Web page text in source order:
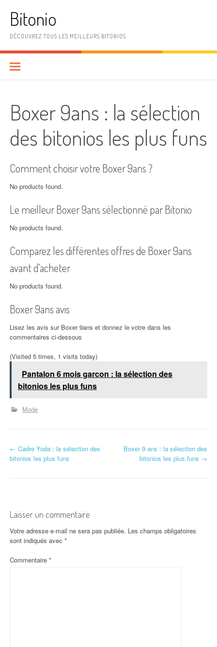
contenuBitonio
DÉCOUVREZ TOUS LES MEILLEURS BITONIOS
Boxer 9ans : la sélection
des bitonios les plus funs
Comment choisir votre Boxer 9ans ?
No products found.
Le meilleur Boxer 9ans sélectionné par Bitonio
No products found.
Comparez les différentes offres de Boxer 9ans
avant d’acheter
No products found.
Boxer 9ans avis
Lisez les avis sur Boxer 9ans et donnez le votre dans les
commentaires ci-dessous
(Visited 5 times, 1 visits today)
Pantalon 6 mois garcon : la sélection des
bitonios les plus funs
Mode
N
g
a
t
← Cadre Yoda : la sélection des
bitonios les plus funs
Boxer 9 ans : la sélection des
bitonios les plus funs →
Laisser un commentaire
Votre adresse e-mail ne sera pas publiée. Les champs obligatoires
sont indiqués avec *
Commentaire *